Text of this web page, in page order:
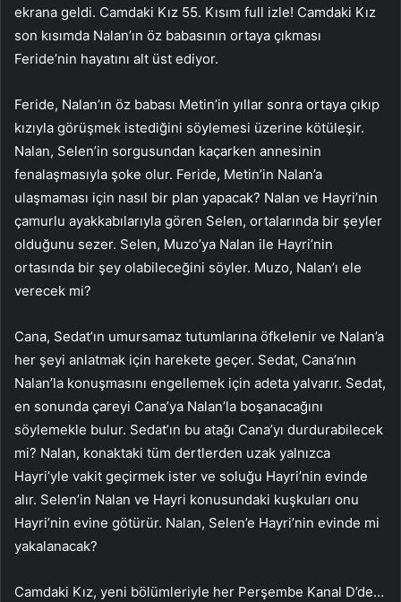
ekrana geldi. Camdaki Kız 55. Kısım full izle! Camdaki Kız
son kısımda Nalan’ın öz babasının ortaya çıkması
Feride’nin hayatını alt üst ediyor.
Feride, Nalan’ın öz babası Metin’in yıllar sonra ortaya çıkıp
kızıyla görüşmek istediğini söylemesi üzerine kötüleşir.
Nalan, Selen’in sorgusundan kaçarken annesinin
fenalaşmasıyla şoke olur. Feride, Metin’in Nalan’a
ulaşmaması için nasıl bir plan yapacak? Nalan ve Hayri’nin
çamurlu ayakkabılarıyla gören Selen, ortalarında bir şeyler
olduğunu sezer. Selen, Muzo’ya Nalan ile Hayri’nin
ortasında bir şey olabileceğini söyler. Muzo, Nalan’ı ele
verecek mi?
Cana, Sedat’ın umursamaz tutumlarına öfkelenir ve Nalan’a
her şeyi anlatmak için harekete geçer. Sedat, Cana’nın
Nalan’la konuşmasını engellemek için adeta yalvarır. Sedat,
en sonunda çareyi Cana’ya Nalan’la boşanacağını
söylemekle bulur. Sedat’ın bu atağı Cana’yı durdurabilecek
mi? Nalan, konaktaki tüm dertlerden uzak yalnızca
Hayri’yle vakit geçirmek ister ve soluğu Hayri’nin evinde
alır. Selen’in Nalan ve Hayri konusundaki kuşkuları onu
Hayri’nin evine götürür. Nalan, Selen’e Hayri’nin evinde mi
yakalanacak?
Camdaki Kız, yeni bölümleriyle her Perşembe Kanal D’de…